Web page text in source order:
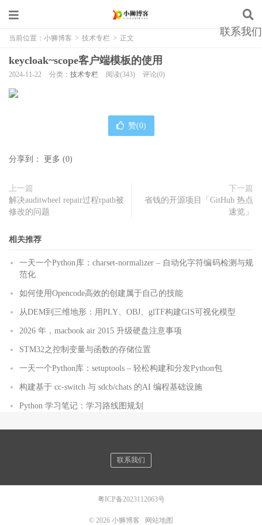
联系我们
当前位置： 小狮博客 > 技术专栏 > 正文
keycloak~scope客户端模板的使用
2024-11-22 分类： 技术专栏 阅读(343) 评论(0)
赞(0)
分享到： 更多 (0)
上一篇
解决auditwheel repair过程rpath被
修改的问题
下一篇
省钱的开源项目「GitHub 热点
速览」
相关推荐
一天一个Python库：charset-normalizer – 自动化字符编码检测与规
范化
如何使用Opencode高效的创建属于自己的技能
从DEM到三维地形：用PLY、OBJ、glTF构建GIS可视化模型
2026 年，macbook air 2015 升级硬盘注意事项
STM32之控制变量与函数的存储位置
一天一个Python库：setuptools – 轻松构建和分发Python包
构建基于 cc-switch 与 sdcb/chats 的AI 编程基础设施
Python 学习笔记：学习路线图规划
联系我们
粤ICP备2023112063号
© 2026 小狮博客 网站地图